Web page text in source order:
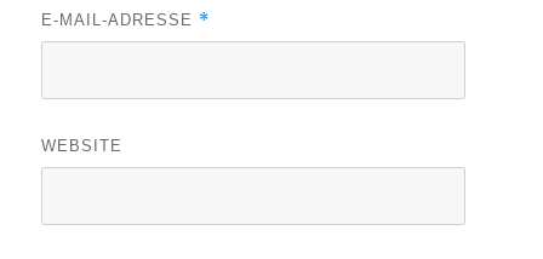
E-MAIL-ADRESSE *
WEBSITE